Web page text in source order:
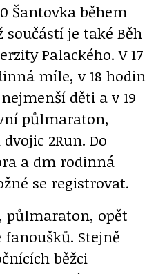
Šantovka během
je také Běh
Palackého. V 17
míle, v 18 hodin
děti a v 19
půlmaraton,
2Run. Do
a dm rodinná
se registrovat.
půlmaraton, opět
Stejně
běžci